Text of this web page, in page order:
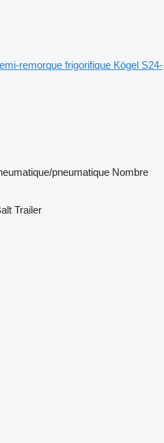
remorque frigorifique Kögel S24-
pneumatique Nombre
Trailer